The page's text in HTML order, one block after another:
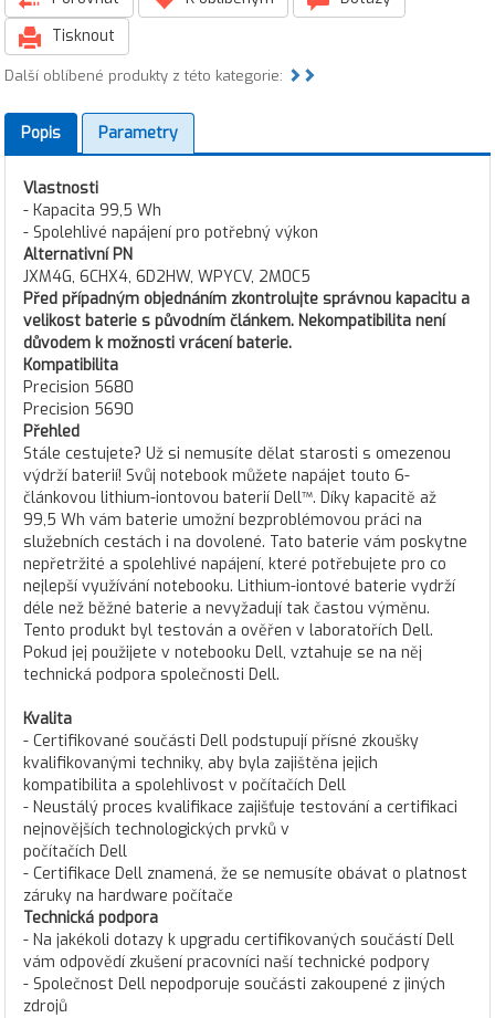
Tisknout
Další oblíbené produkty z této kategorie:
Popis Parametry
Vlastnosti
- Kapacita 99,5 Wh
- Spolehlivé napájení pro potřebný výkon
Alternativní PN
JXM4G, 6CHX4, 6D2HW, WPYCV, 2M0C5
Před případným objednáním zkontrolujte správnou kapacitu a
velikost baterie s původním článkem. Nekompatibilita není
důvodem k možnosti vrácení baterie.
Kompatibilita
Precision 5680
Precision 5690
Přehled
Stále cestujete? Už si nemusíte dělat starosti s omezenou
výdrží baterií! Svůj notebook můžete napájet touto 6-
článkovou lithium-iontovou baterií Dell™. Díky kapacitě až
99,5 Wh vám baterie umožní bezproblémovou práci na
služebních cestách i na dovolené. Tato baterie vám poskytne
nepřetržité a spolehlivé napájení, které potřebujete pro co
nejlepší využívání notebooku. Lithium-iontové baterie vydrží
déle než běžné baterie a nevyžadují tak častou výměnu.
Tento produkt byl testován a ověřen v laboratořích Dell.
Pokud jej použijete v notebooku Dell, vztahuje se na něj
technická podpora společnosti Dell.
Kvalita
- Certifikované součásti Dell podstupují přísné zkoušky
kvalifikovanými techniky, aby byla zajištěna jejich
kompatibilita a spolehlivost v počítačích Dell
- Neustálý proces kvalifikace zajišťuje testování a certifikaci
nejnovějších technologických prvků v
počítačích Dell
- Certifikace Dell znamená, že se nemusíte obávat o platnost
záruky na hardware počítače
Technická podpora
- Na jakékoli dotazy k upgradu certifikovaných součástí Dell
vám odpovědí zkušení pracovníci naší technické podpory
- Společnost Dell nepodporuje součásti zakoupené z jiných
zdrojů